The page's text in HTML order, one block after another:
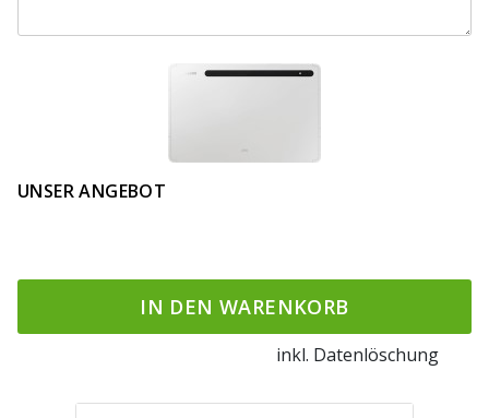
UNSER ANGEBOT
IN DEN WARENKORB
inkl. Datenlöschung